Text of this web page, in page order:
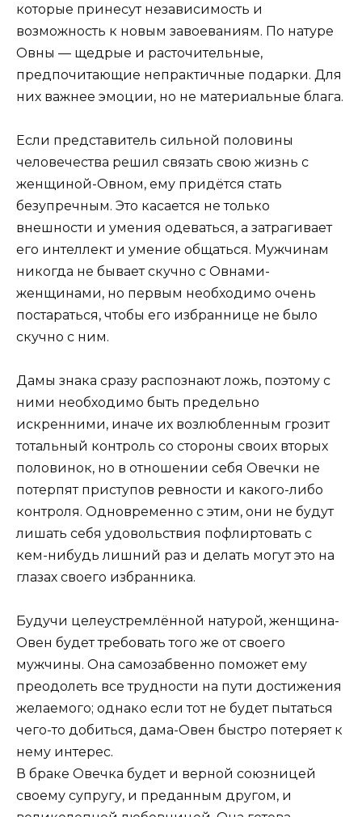
которые принесут независимость и
возможность к новым завоеваниям. По натуре
Овны — щедрые и расточительные,
предпочитающие непрактичные подарки. Для
них важнее эмоции, но не материальные блага.
Если представитель сильной половины
человечества решил связать свою жизнь с
женщиной-Овном, ему придётся стать
безупречным. Это касается не только
внешности и умения одеваться, а затрагивает
его интеллект и умение общаться. Мужчинам
никогда не бывает скучно с Овнами-
женщинами, но первым необходимо очень
постараться, чтобы его избраннице не было
скучно с ним.
Дамы знака сразу распознают ложь, поэтому с
ними необходимо быть предельно
искренними, иначе их возлюбленным грозит
тотальный контроль со стороны своих вторых
половинок, но в отношении себя Овечки не
потерпят приступов ревности и какого-либо
контроля. Одновременно с этим, они не будут
лишать себя удовольствия пофлиртовать с
кем-нибудь лишний раз и делать могут это на
глазах своего избранника.
Будучи целеустремлённой натурой, женщина-
Овен будет требовать того же от своего
мужчины. Она самозабвенно поможет ему
преодолеть все трудности на пути достижения
желаемого; однако если тот не будет пытаться
чего-то добиться, дама-Овен быстро потеряет к
нему интерес.
В браке Овечка будет и верной союзницей
своему супругу, и преданным другом, и